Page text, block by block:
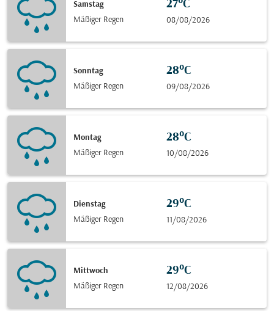
Samstag
Mäßiger Regen
27°C
08/08/2026
Sonntag
Mäßiger Regen
28°C
09/08/2026
Montag
Mäßiger Regen
28°C
10/08/2026
Dienstag
Mäßiger Regen
29°C
11/08/2026
Mittwoch
Mäßiger Regen
29°C
12/08/2026